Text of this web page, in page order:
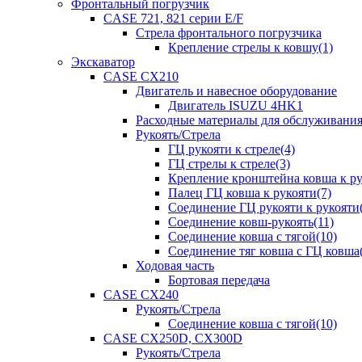
Фронтальный погрузчик
CASE 721, 821 серии E/F
Стрела фронтального погрузчика
Крепление стрелы к ковшу(1)
Экскаватор
CASE CX210
Двигатель и навесное оборудование
Двигатель ISUZU 4HK1
Расходные материалы для обслуживания
Рукоять/Стрела
ГЦ рукояти к стреле(4)
ГЦ стрелы к стреле(3)
Крепление кронштейна ковша к
Палец ГЦ ковша к рукояти(7)
Соединение ГЦ рукояти к
Соединение ковш-рукоять(11)
Соединение ковша с тягой(10)
Соединение тяг ковша с ГЦ
Ходовая часть
Бортовая передача
CASE CX240
Рукоять/Стрела
Соединение ковша с тягой(10)
CASE CX250D, CX300D
Рукоять/Стрела